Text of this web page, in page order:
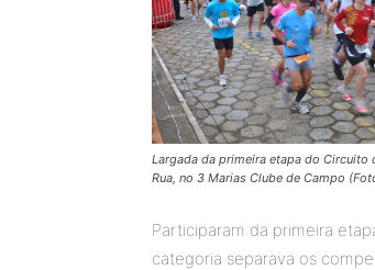
Largada da primeira etapa do Circuito
Rua, no 3 Marias Clube de Campo
Participaram da primeira
categoria separava os